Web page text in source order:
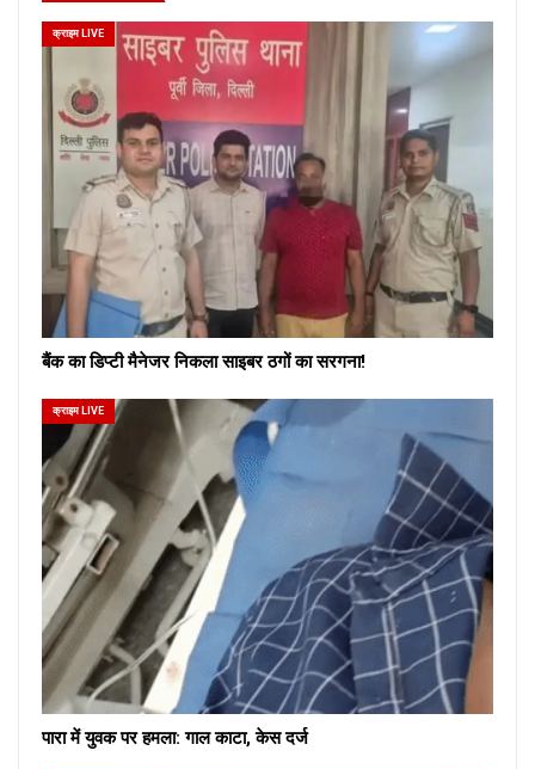
क्राइम LIVE
बैंक का डिप्टी मैनेजर निकला साइबर ठगों का सरगना!
क्राइम LIVE
पारा में युवक पर हमला: गाल काटा, केस दर्ज